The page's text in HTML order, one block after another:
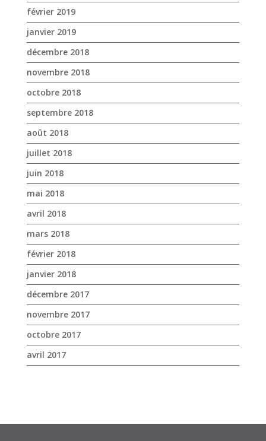
septembre 2018
août 2018
juillet 2018
juin 2018
mai 2018
avril 2018
mars 2018
février 2018
janvier 2018
décembre 2017
novembre 2017
octobre 2017
avril 2017